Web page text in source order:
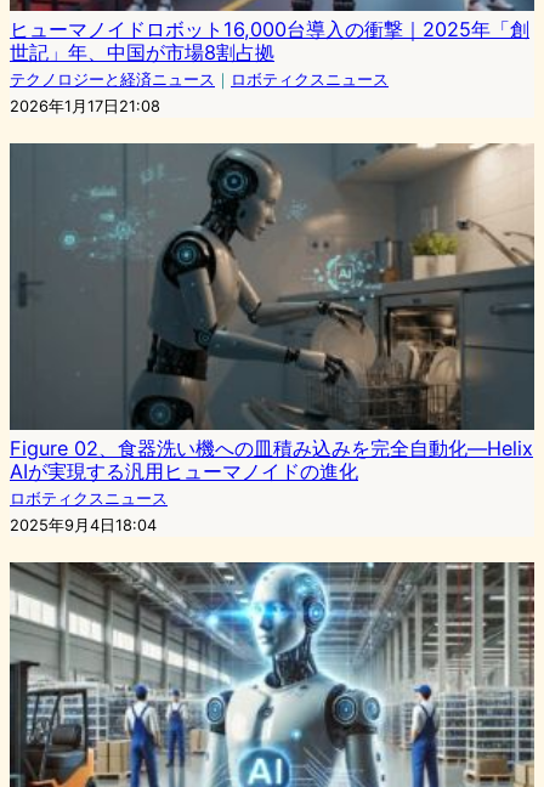
ヒューマノイドロボット16,000台導入の衝撃｜2025年「創
世記」年、中国が市場8割占拠
テクノロジーと経済ニュース ｜ ロボティクスニュース
2026年1月17日21:08
Figure 02、食器洗い機への皿積み込みを完全自動化—Helix
AIが実現する汎用ヒューマノイドの進化
ロボティクスニュース
2025年9月4日18:04